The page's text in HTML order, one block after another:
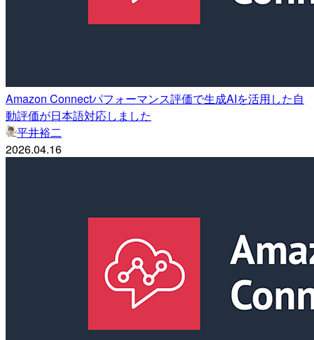
Amazon Connectパフォーマンス評価で生成AIを活用した自
動評価が日本語対応しました
平井裕二
2026.04.16